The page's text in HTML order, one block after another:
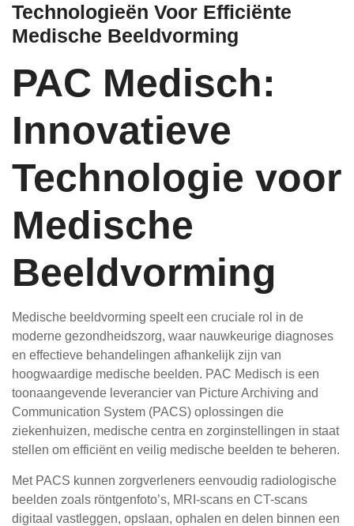
Technologieën Voor Efficiënte
Medische Beeldvorming
PAC Medisch:
Innovatieve
Technologie voor
Medische
Beeldvorming
Medische beeldvorming speelt een cruciale rol in de
moderne gezondheidszorg, waar nauwkeurige diagnoses
en effectieve behandelingen afhankelijk zijn van
hoogwaardige medische beelden. PAC Medisch is een
toonaangevende leverancier van Picture Archiving and
Communication System (PACS) oplossingen die
ziekenhuizen, medische centra en zorginstellingen in staat
stellen om efficiënt en veilig medische beelden te beheren.
Met PACS kunnen zorgverleners eenvoudig radiologische
beelden zoals röntgenfoto’s, MRI-scans en CT-scans
digitaal vastleggen, opslaan, ophalen en delen binnen een